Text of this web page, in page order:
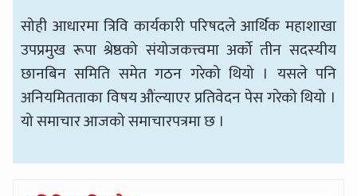
सोही आधारमा त्रिवि कार्यकारी परिषदले आर्थिक महाशाखा
उपप्रमुख रूपा श्रेष्ठको संयोजकत्त्वमा अर्को तीन सदस्यीय
छानबिन समिति समेत गठन गरेको थियो । यसले पनि
अनियमितताका विषय औंल्याएर प्रतिवेदन पेस गरेको थियो ।
यो समाचार आजको समाचारपत्रमा छ ।